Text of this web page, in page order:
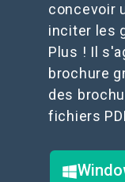
concevoir
inciter les
Plus ! Il
brochure
des
fichiers